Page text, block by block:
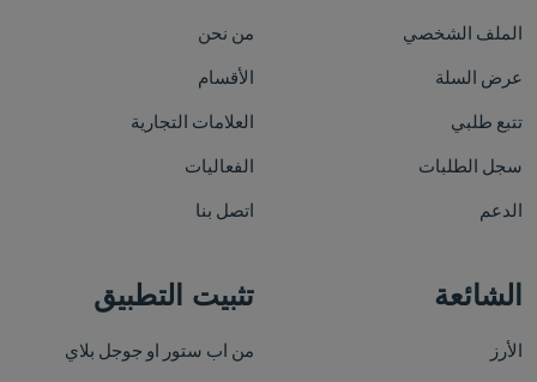
الملف الشخصي
عرض السلة
تتبع طلبي
سجل الطلبات
الدعم
من نحن
الأقسام
العلامات التجارية
الفعاليات
اتصل بنا
الشائعة
الأرز
تثبيت التطبيق
من اب ستور او جوجل بلاي